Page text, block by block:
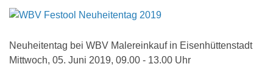
Neuheitentag bei WBV Malereinkauf in Eisenhüttenstadt
Mittwoch, 05. Juni 2019, 09.00 - 13.00 Uhr